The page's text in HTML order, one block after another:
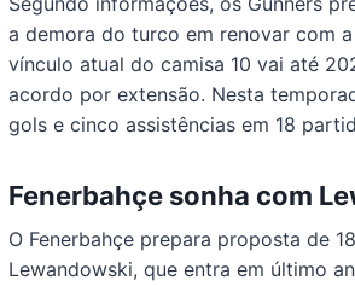
a demora do turco em renovar com
vínculo atual do camisa 10 vai até
acordo por extensão. Nesta
gols e cinco assistências em 18
Fenerbahçe sonha com
O Fenerbahçe prepara proposta de
Lewandowski, que entra em último